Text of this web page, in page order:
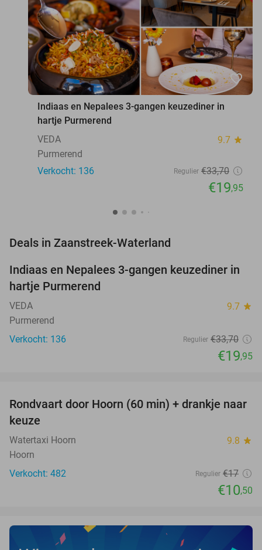
favorite_border
Indiaas en Nepalees 3-gangen keuzediner in
hartje Purmerend
VEDA
9.7 star
Purmerend
Verkocht: 136
Regulier €33,70
€19,95
Deals in Zaanstreek-Waterland
41%
Indiaas en Nepalees 3-gangen keuzediner in
hartje Purmerend
VEDA 9.7 star
Purmerend
Verkocht: 136
Regulier €33,70
€19,95
38%
Rondvaart door Hoorn (60 min) + drankje naar
keuze
Watertaxi Hoorn 9.8 star
Hoorn
Verkocht: 482
Regulier €17
€10,50